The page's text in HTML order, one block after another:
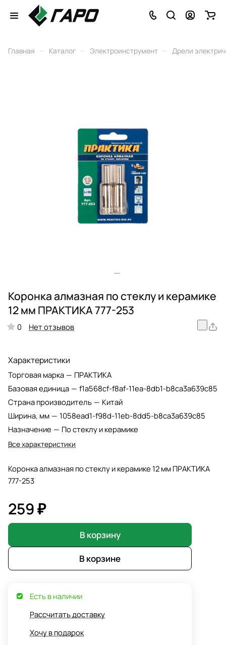
Главная – Каталог – Электроинструмент – Дрели
Коронка алмазная по стеклу и керамике
12 мм ПРАКТИКА 777-253
0 Нет отзывов
Характеристики
Торговая марка — ПРАКТИКА
Базовая единица — f1a568cf-f8af-11ea-8db1-b8ca3a639c85
Страна производитель — Китай
Ширина, мм — 1058ead1-f98d-11eb-8dd5-b8ca3a639c85
Назначение — По стеклу и керамике
Все характеристики
Коронка алмазная по стеклу и керамике 12 мм ПРАКТИКА
777-253
259 ₽
В корзину
В корзине
Есть в наличии
Рассчитать доставку
Хочу в подарок